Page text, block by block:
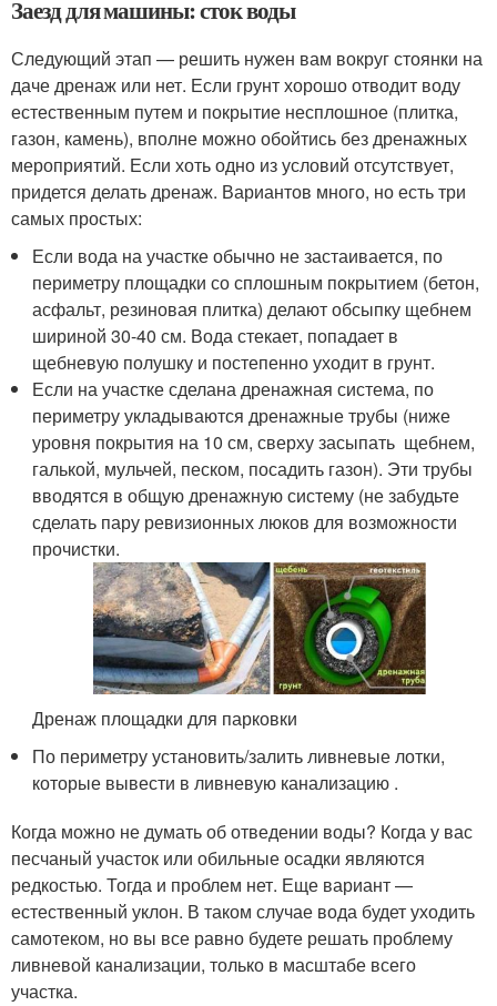
Заезд для машины: сток воды
Следующий этап — решить нужен вам вокруг стоянки на
даче дренаж или нет. Если грунт хорошо отводит воду
естественным путем и покрытие несплошное (плитка,
газон, камень), вполне можно обойтись без дренажных
мероприятий. Если хоть одно из условий отсутствует,
придется делать дренаж. Вариантов много, но есть три
самых простых:
Если вода на участке обычно не застаивается, по
периметру площадки со сплошным покрытием (бетон,
асфальт, резиновая плитка) делают обсыпку щебнем
шириной 30-40 см. Вода стекает, попадает в
щебневую полушку и постепенно уходит в грунт.
Если на участке сделана дренажная система, по
периметру укладываются дренажные трубы (ниже
уровня покрытия на 10 см, сверху засыпать щебнем,
галькой, мульчей, песком, посадить газон). Эти трубы
вводятся в общую дренажную систему (не забудьте
сделать пару ревизионных люков для возможности
прочистки.
Дренаж площадки для парковки
По периметру установить/залить ливневые лотки,
которые вывести в ливневую канализацию .
Когда можно не думать об отведении воды? Когда у вас
песчаный участок или обильные осадки являются
редкостью. Тогда и проблем нет. Еще вариант —
естественный уклон. В таком случае вода будет уходить
самотеком, но вы все равно будете решать проблему
ливневой канализации, только в масштабе всего
участка.